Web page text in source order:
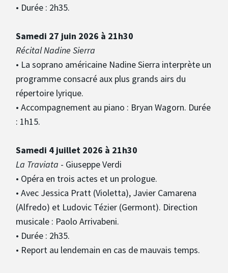
• Durée : 2h35.
Samedi 27 juin 2026 à 21h30
Récital Nadine Sierra
• La soprano américaine Nadine Sierra interprète un
programme consacré aux plus grands airs du
répertoire lyrique.
• Accompagnement au piano : Bryan Wagorn. Durée
: 1h15.
Samedi 4 juillet 2026 à 21h30
La Traviata - Giuseppe Verdi
• Opéra en trois actes et un prologue.
• Avec Jessica Pratt (Violetta), Javier Camarena
(Alfredo) et Ludovic Tézier (Germont). Direction
musicale : Paolo Arrivabeni.
• Durée : 2h35.
• Report au lendemain en cas de mauvais temps.